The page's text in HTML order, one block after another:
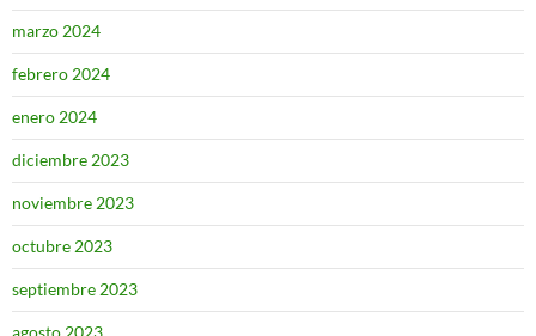
marzo 2024
febrero 2024
enero 2024
diciembre 2023
noviembre 2023
octubre 2023
septiembre 2023
agosto 2023